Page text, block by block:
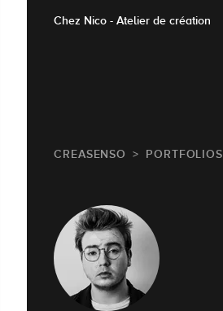
Chez Nico - Atelier de création
CREASENSO PORTFOLIOS